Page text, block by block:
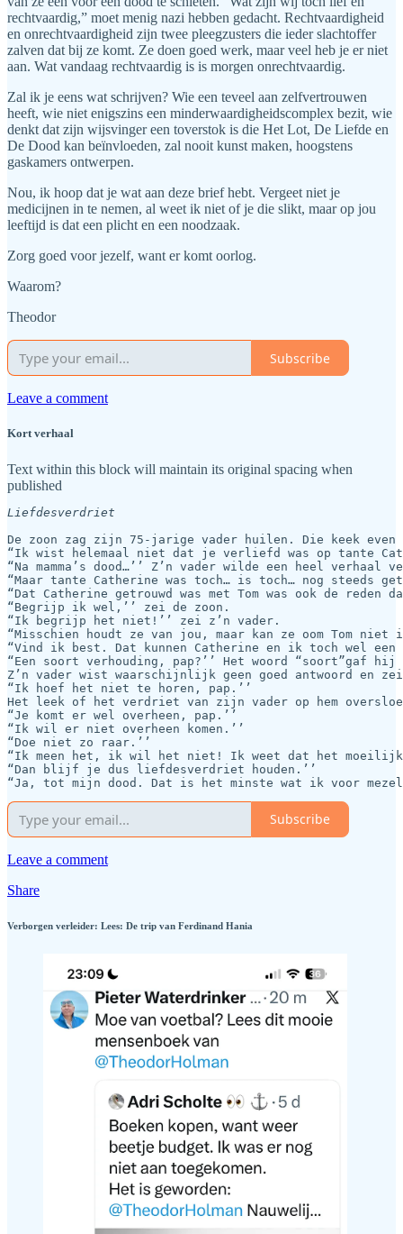
rechtvaardig,” moet menig nazi hebben gedacht. Rechtvaardigheid
en onrechtvaardigheid zijn twee pleegzusters die ieder slachtoffer
zalven dat bij ze komt. Ze doen goed werk, maar veel heb je er niet
aan. Wat vandaag rechtvaardig is is morgen onrechtvaardig.
Zal ik je eens wat schrijven? Wie een teveel aan zelfvertrouwen
heeft, wie niet enigszins een minderwaardigheidscomplex bezit, wie
denkt dat zijn wijsvinger een toverstok is die Het Lot, De Liefde en
De Dood kan beïnvloeden, zal nooit kunst maken, hoogstens
gaskamers ontwerpen.
Nou, ik hoop dat je wat aan deze brief hebt. Vergeet niet je
medicijnen in te nemen, al weet ik niet of je die slikt, maar op jou
leeftijd is dat een plicht en een noodzaak.
Zorg goed voor jezelf, want er komt oorlog.
Waarom?
Theodor
Subscribe
Leave a comment
Kort verhaal
Text within this block will maintain its original spacing when
published
Liefdesverdriet
De zoon zag zijn 75-jarige vader huilen. Die keek
“Ik wist helemaal niet dat je verliefd was op tante
“Na mamma’s dood…’’ Z’n vader wilde een heel
“Maar tante Catherine was toch… is toch… nog
“Dat Catherine getrouwd was met Tom was ook de
“Begrijp ik wel,’’ zei de zoon.
“Ik begrijp het niet!’’ zei z’n vader.
“Misschien houdt ze van jou, maar kan ze oom Tom
“Vind ik best. Dat kunnen Catherine en ik toch wel een
“Een soort verhouding, pap?’’ Het woord “soort”gaf
Z’n vader wist waarschijnlijk geen goed antwoord en
“Ik hoef het niet te horen, pap.’’
Het leek of het verdriet van zijn vader op hem
“Je komt er wel overheen, pap.’’
“Ik wil er niet overheen komen.’’
“Doe niet zo raar.’’
“Ik meen het, ik wil het niet! Ik weet dat het moeilijk
“Dan blijf je dus liefdesverdriet houden.’’
Subscribe
Leave a comment
Share
Verborgen verleider: Lees: De trip van Ferdinand Hania